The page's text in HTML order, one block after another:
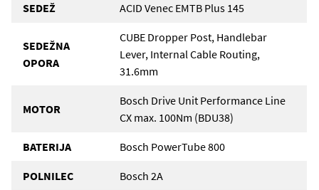
SEDEŽ ACID Venec EMTB Plus 145
SEDEŽNA
OPORA
CUBE Dropper Post, Handlebar
Lever, Internal Cable Routing,
31.6mm
MOTOR
Bosch Drive Unit Performance Line
CX max. 100Nm (BDU38)
BATERIJA Bosch PowerTube 800
POLNILEC Bosch 2A